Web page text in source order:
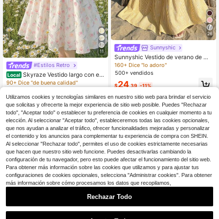
11
#Estilos Retro
Local Skyraze Vestido largo con est
ampado floral y tirantes con lazo pa
ra mujer, ideal para primavera, grad
uación, vestidos modestos para muj
er, vestidos para vacaciones de pri
mavera
90+ Dice "de buena calidad"
$22.39 -5%
26
Sunnyshic
Sunnyshic Vestido de verano de mu
jer con cuello en V francés, tirantes,
espalda descubierta, lazo en la cint
mántico para vacaciones en la play
160+ Dice "lo adoro"
500+ vendidos
$24.39 -11%
8
Mostrar artículos similares con stock Ver todo
Utilizamos cookies y tecnologías similares en nuestro sitio web para brindar el servicio
que solicitas y ofrecerte la mejor experiencia de sitio web posible. Puedes "Rechazar
todo", "Aceptar todo" o establecer tu preferencia de cookies en cualquier momento a tu
elección. Al seleccionar "Aceptar todo", estableceremos todas las cookies opcionales,
que nos ayudan a analizar el tráfico, ofrecer funcionalidades mejoradas y personalizar
el contenido y los anuncios para complementar tu experiencia de compra con SHEIN.
Al seleccionar "Rechazar todo", permites el uso de cookies estrictamente necesarias
que hacen que nuestro sitio web funcione. Puedes desactivarlas cambiando la
configuración de tu navegador, pero esto puede afectar el funcionamiento del sitio web.
Para obtener más información sobre las cookies que utilizamos y para ajustar tus
configuraciones de cookies opcionales, selecciona "Administrar cookies". Para obtener
más información sobre cómo procesamos los datos que recopilamos,
Rechazar Todo